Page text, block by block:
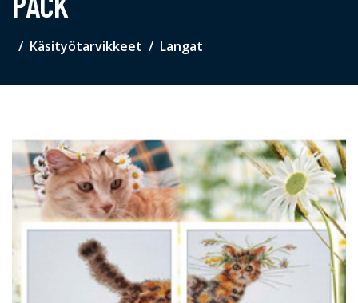
Käsityötarvikkeet Langat